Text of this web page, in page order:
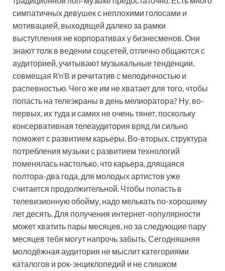
симпатичных девушек с неплохими голосами и
мотивацией, выходящей далеко за рамки
выступления не корпоративах у бизнесменов. Они
знают толк в ведении соцсетей, отлично общаются с
аудиторией, учитывают музыкальные тенденции,
совмещая R’n’B и речитатив с мелодичностью и
распевностью. Чего же им не хватает для того, чтобы
попасть на телеэкраны в день мелиоратора? Ну, во-
первых, их туда и самих не очень тянет, поскольку
консервативная телеаудитория вряд ли сильно
поможет с развитием карьеры. Во-вторых, структура
потребления музыки с развитием технологий
поменялась настолько, что карьера, длящаяся
полтора-два года, для молодых артистов уже
считается продолжительной. Чтобы попасть в
телевизионную обойму, надо мелькать по-хорошему
лет десять. Для получения интернет-популярности
может хватить пары месяцев, но за следующие пару
месяцев тебя могут напрочь забыть. Сегодняшняя
молодёжная аудитория не мыслит категориями
каталогов и рок-энциклопедий и не слишком